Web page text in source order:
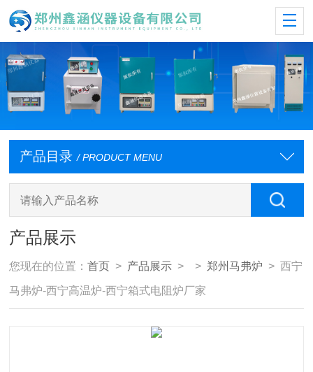
产品目录 / PRODUCT MENU
产品展示
您现在的位置：首页 > 产品展示 > >郑州马弗炉 > 西宁
马弗炉-西宁高温炉-西宁箱式电阻炉厂家